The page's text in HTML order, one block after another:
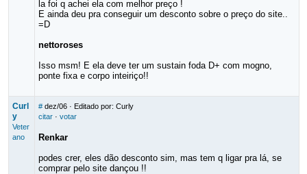
la foi q achei ela com melhor preço !
E ainda deu pra conseguir um desconto sobre o preço do site..
=D
nettoroses
Isso msm! E ela deve ter um sustain foda D+ com mogno,
ponte fixa e corpo inteiriço!!
Curl
y
Veter
ano
# dez/06· Editado por: Curly
citar· votar
Renkar
podes crer, eles dão desconto sim, mas tem q ligar pra lá, se
comprar pelo site dançou !!